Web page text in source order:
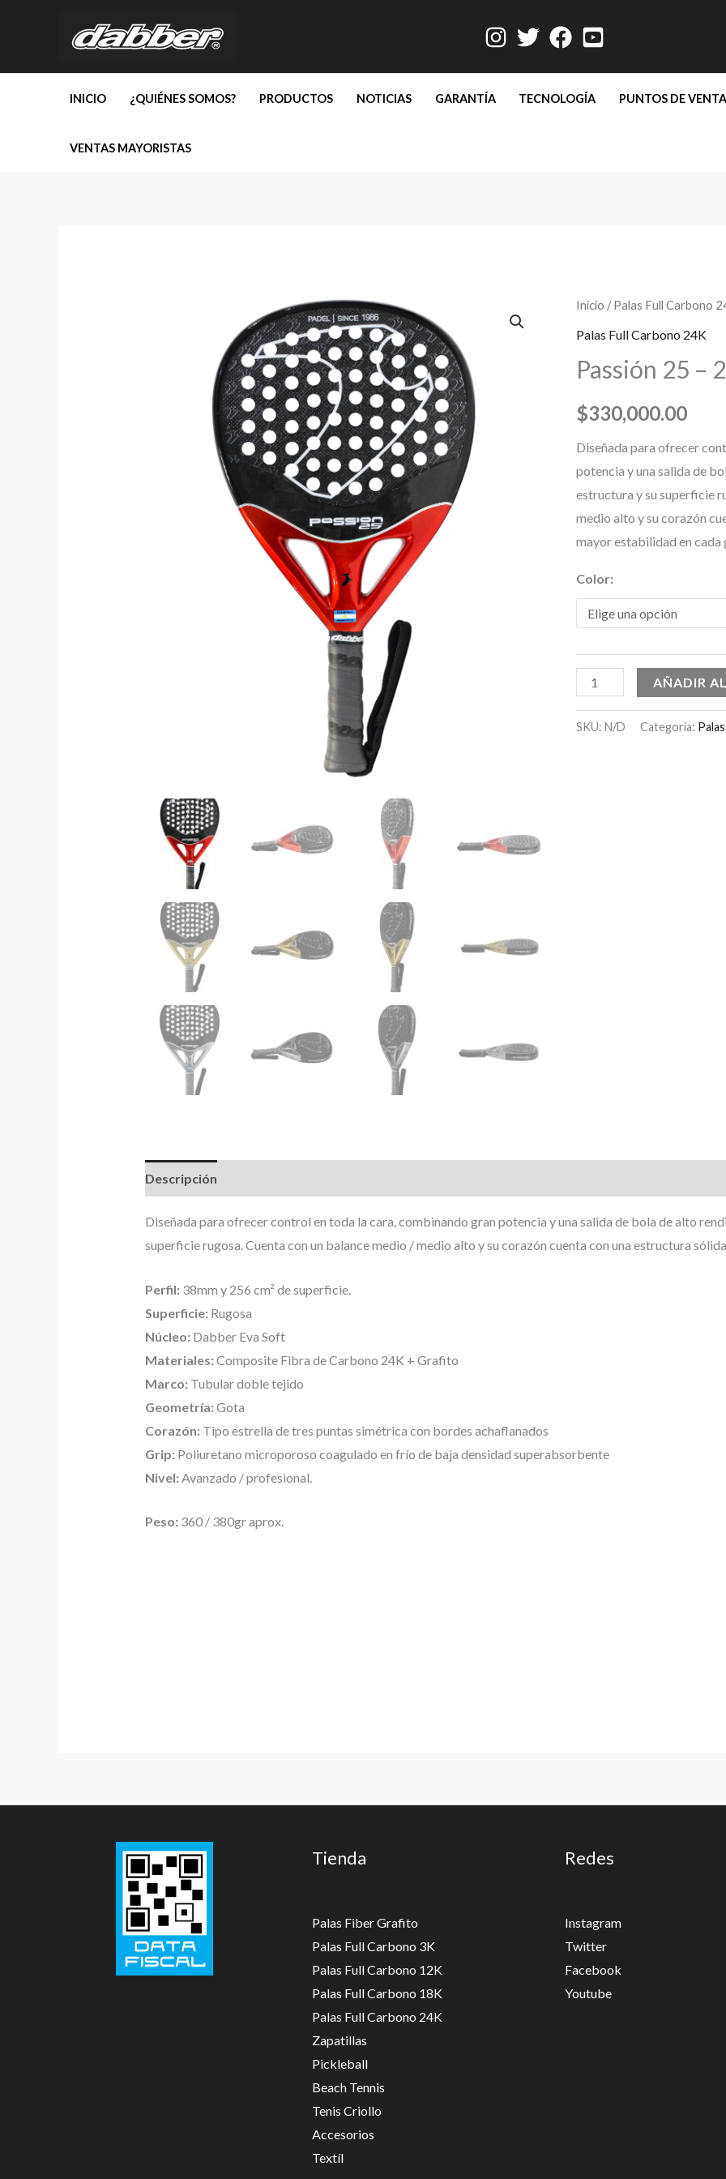
INICIO ¿QUIÉNES SOMOS? PRODUCTOS NOTICIAS GARANTÍA TECNOLOGÍA PUNTOS DE VENTA
VENTAS MAYORISTAS
Inicio /Palas Full Carbono
Palas Full Carbono 24K
Passión 25 –
$330,000.00
Diseñada para ofrecer
potencia y una salida de
estructura y su superficie
medio alto y su corazón
mayor estabilidad en cada
Color:
Passión
25
24K
AÑADIR
SKU:N/D Categoría:
Descripción
Diseñada para ofrecer control en toda la cara, combinando gran potencia y una salida de bola de alto
superficie rugosa. Cuenta con un balance medio / medio alto y su corazón cuenta con una estructura
Perfil: 38mm y 256 cm² de superficie.
Superficie: Rugosa
Núcleo: Dabber Eva Soft
Materiales: Composite Fibra de Carbono 24K + Grafito
Marco: Tubular doble tejido
Geometría: Gota
Corazón: Tipo estrella de tres puntas simétrica con bordes achaflanados
Grip: Poliuretano microporoso coagulado en frío de baja densidad superabsorbente
Nivel: Avanzado / profesional.
Peso: 360 / 380gr aprox.
Tienda
Palas Fiber Grafito
Palas Full Carbono 3K
Palas Full Carbono 12K
Palas Full Carbono 18K
Palas Full Carbono 24K
Zapatillas
Pickleball
Beach Tennis
Tenis Criollo
Accesorios
Textíl
Redes
Instagram
Twitter
Facebook
Youtube